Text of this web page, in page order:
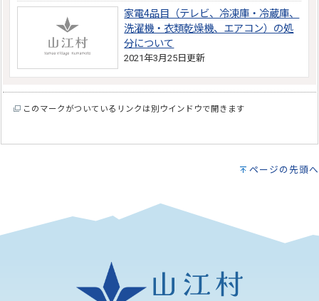
家電4品目（テレビ、冷凍庫・冷蔵庫、
洗濯機・衣類乾燥機、エアコン）の処
分について
2021年3月25日更新
このマークがついているリンクは別ウインドウで開きます
ページの先頭へ